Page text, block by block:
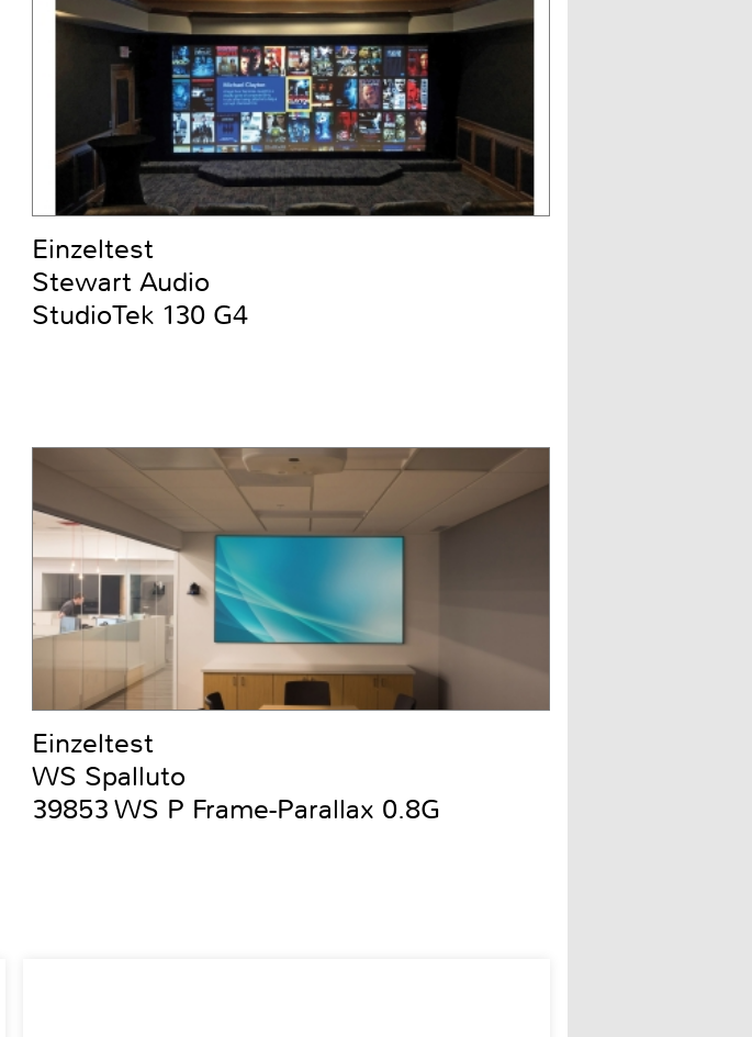
Einzeltest
Stewart Audio
StudioTek 130 G4
Einzeltest
WS Spalluto
39853 WS P Frame-Parallax 0.8G